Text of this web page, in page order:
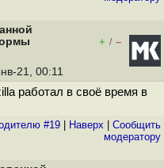
+ / –
21, 00:11
работал в своё время в
#19 Наверх
Cообщить
модератору